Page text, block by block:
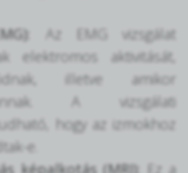
Az EMG vizsgálat
elektromos aktivitását,
illetve amikor
A vizsgálati
hogy az izmokhoz
e.